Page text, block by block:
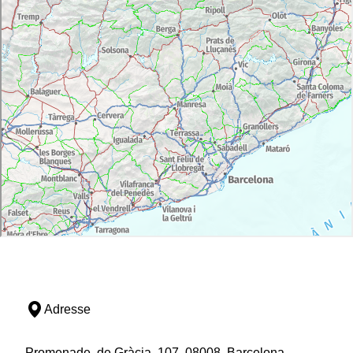
Kathedralen erkunden, werden Sie die Landschaften
betreten, die einige der tragischsten Episoden der
Schlacht des Ebro während des Bürgerkrieges lebten.
Horta de Sant Joan und Picasso
Picasso zweimal war in Horta de Sant Joan. Wenn
dies Ihr erstes Mal ist, beachten Sie bitte. Der Künstler
suchte in dieser Ecke von Katalonien Zuflucht und
suchte nach Inspiration in einer Umgebung, die von
der wilden Natur des Naturparks von Els Ports, einem
Kalkmassiv, steilen und abrupten Erleichterung regiert
wurde. Picassos Vermächtnis in der Stadt liegt vor
allem im Picasso-Zentrum, einem kleinen Museum,
das sich auf die Erfahrung des Malers im Dorf
konzentriert und mehrere Reproduktionen der von der
historische Hauptstadt von Terres de l'Ebre, die ein
interessantes historisches Erbe bewahrt, wie das
Adresse